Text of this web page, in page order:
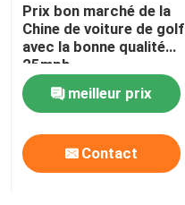
Prix bon marché de la
Chine de voiture de golf
avec la bonne qualité
25mph
meilleur prix
Contact